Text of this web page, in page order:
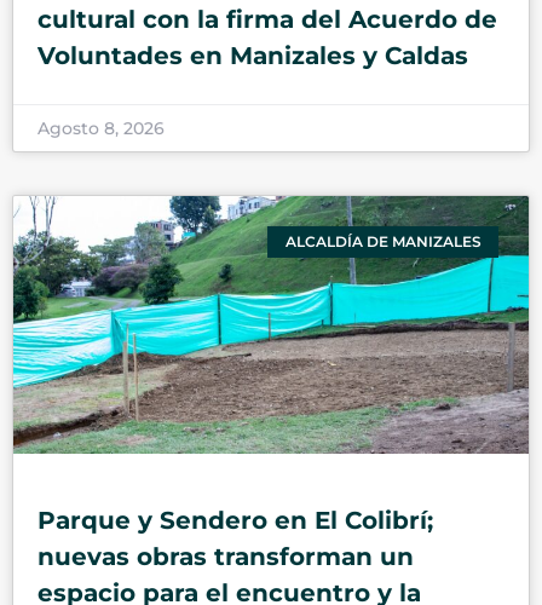
cultural con la firma del Acuerdo de
Voluntades en Manizales y Caldas
Agosto 8, 2026
ALCALDÍA DE MANIZALES
Parque y Sendero en El Colibrí;
nuevas obras transforman un
espacio para el encuentro y la